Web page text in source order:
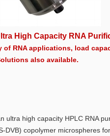
High Capacity RNA
of RNA applications, load
also available.
ultra high capacity HPLC RNA
DVB) copolymer microspheres